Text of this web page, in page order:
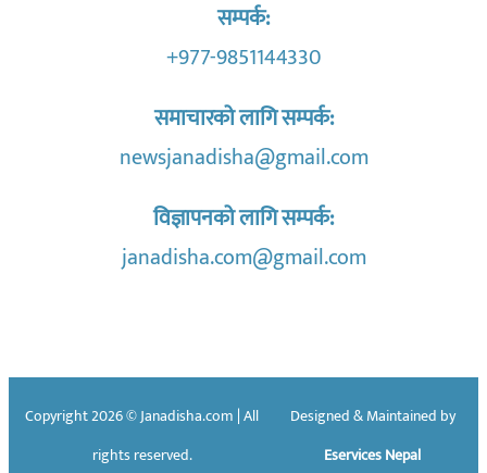
सम्पर्क:
+977-9851144330
समाचारको लागि सम्पर्क:
newsjanadisha@gmail.com
विज्ञापनको लागि सम्पर्क:
janadisha.com@gmail.com
Copyright 2026 © Janadisha.com | All
rights reserved.
Designed & Maintained by
Eservices Nepal